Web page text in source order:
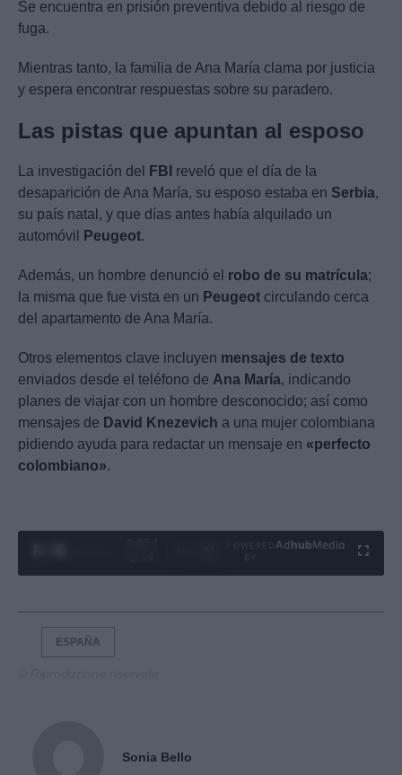
Se encuentra en prisión preventiva debido al riesgo de
fuga.
Mientras tanto, la familia de Ana María clama por justicia
y espera encontrar respuestas sobre su paradero.
Las pistas que apuntan al esposo
La investigación del FBI reveló que el día de la
desaparición de Ana María, su esposo estaba en Serbia,
su país natal, y que días antes había alquilado un
automóvil
Peugeot.
Además, un hombre denunció el robo de su matrícula;
la misma que fue vista en un Peugeot circulando cerca
del apartamento de Ana María.
Otros elementos clave incluyen mensajes de texto
enviados desde el teléfono de Ana María, indicando
planes de viajar con un hombre desconocido; así como
mensajes de David Knezevich a una mujer colombiana
pidiendo ayuda para redactar un mensaje en «perfecto
colombiano».
Ad hubMedia
ESPAÑA
Sonia Bello